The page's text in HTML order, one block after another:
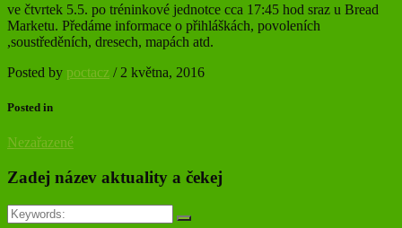
ve čtvrtek 5.5. po tréninkové jednotce cca 17:45 hod sraz u Bread
Marketu. Předáme informace o přihláškách, povoleních
,soustředěních, dresech, mapách atd.
Posted by poctacz / 2 května, 2016
Posted in
Nezařazené
Zadej název aktuality a čekej